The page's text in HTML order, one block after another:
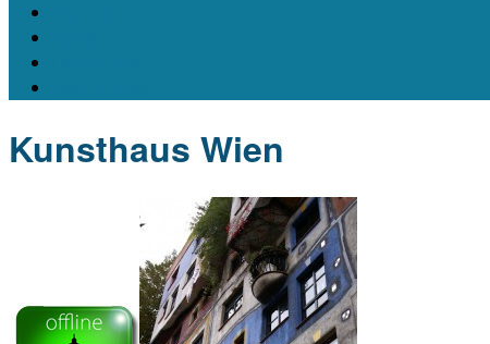
Kunsthaus Wien